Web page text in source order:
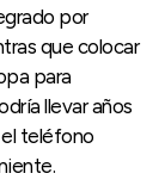
por
que colocar
para
llevar años
el teléfono